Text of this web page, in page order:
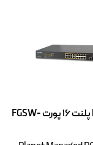
ًسوییچ شبکه POE پلنت ۱۶ پورت FGSW-